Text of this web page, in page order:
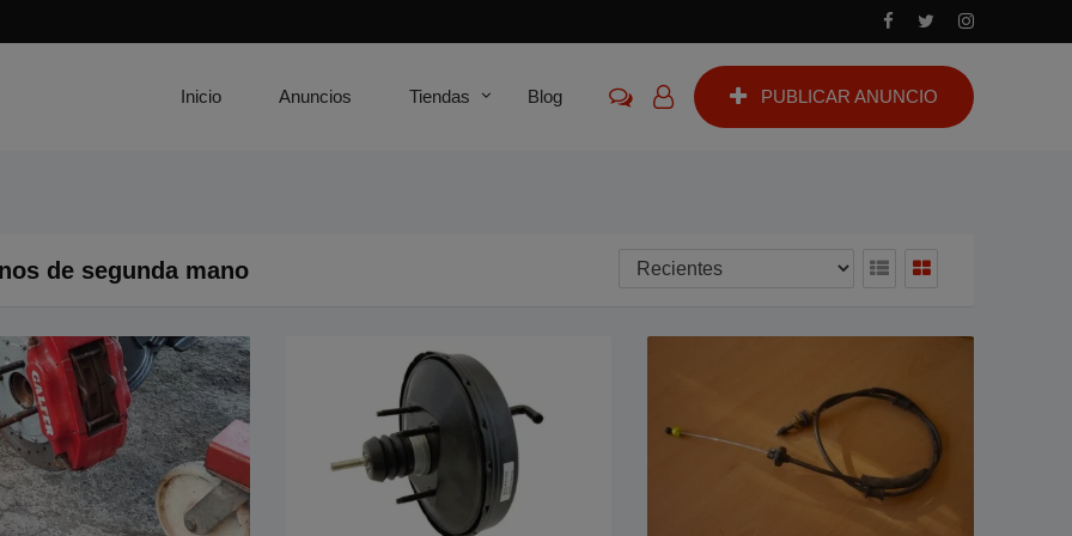
PUBLICAR ANUNCIO
Inicio Anuncios Tiendas Blog
de segunda mano